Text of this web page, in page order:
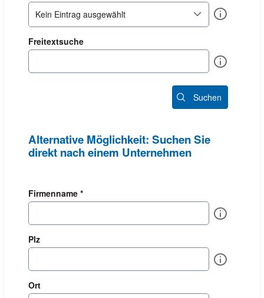
Kein Eintrag ausgewählt
Info
Freitextsuche
Info
Suchen
Alternative Möglichkeit: Suchen Sie
direkt nach einem Unternehmen
Firmenname *
Info
Plz
Info
Ort